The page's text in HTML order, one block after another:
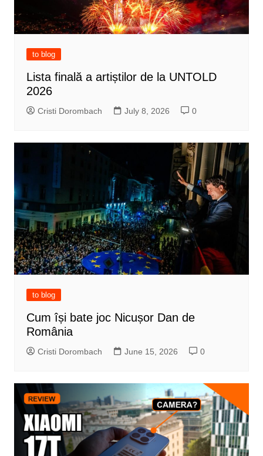
to blog
Lista finală a artiștilor de la UNTOLD
2026
Cristi Dorombach July 8, 2026 0
to blog
Cum își bate joc Nicușor Dan de
România
Cristi Dorombach June 15, 2026 0